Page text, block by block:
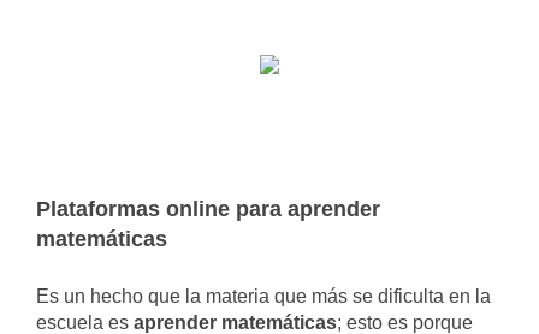
Plataformas online para aprender
matemáticas
Es un hecho que la materia que más se dificulta en la
escuela es aprender matemáticas; esto es porque